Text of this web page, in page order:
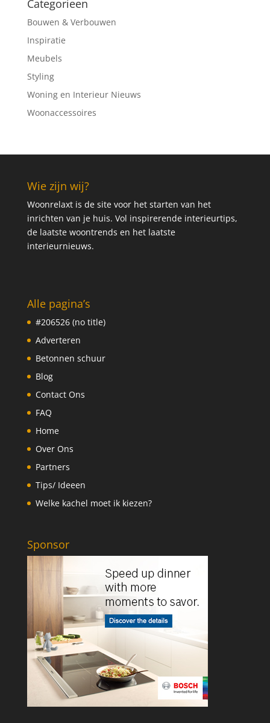
Categorieen
Bouwen & Verbouwen
Inspiratie
Meubels
Styling
Woning en Interieur Nieuws
Woonaccessoires
Wie zijn wij?
Woonrelaxt is de site voor het starten van het
inrichten van je huis. Vol inspirerende interieurtips,
de laatste woontrends en het laatste
interieurnieuws.
Alle pagina’s
#206526 (no title)
Adverteren
Betonnen schuur
Blog
Contact Ons
FAQ
Home
Over Ons
Partners
Tips/ Ideeen
Welke kachel moet ik kiezen?
Sponsor